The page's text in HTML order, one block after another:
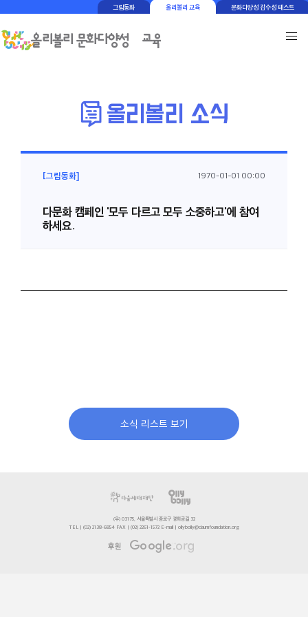
그림동화 올리볼리 교육 문화다양성 감수성 테스트
[그림동화] 1970-01-01 00:00
다문화 캠페인 '모두 다르고 모두 소중하고'에 참여
하세요.
소식 리스트 보기
(우) 03175, 서울특별시 종로구 경희궁길 32
TEL | (02) 2138-6854 FAX | (02) 2261-1572 E-mail | ollybolly@daumfoundation.org
후원